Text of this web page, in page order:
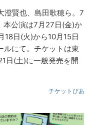
澄賢也、島田歌穂ら。7
本公演は7月27日(金)か
18日(火)から10月15日
ルにて。チケットは東
日(土)に一般発売を開
チケットぴあ